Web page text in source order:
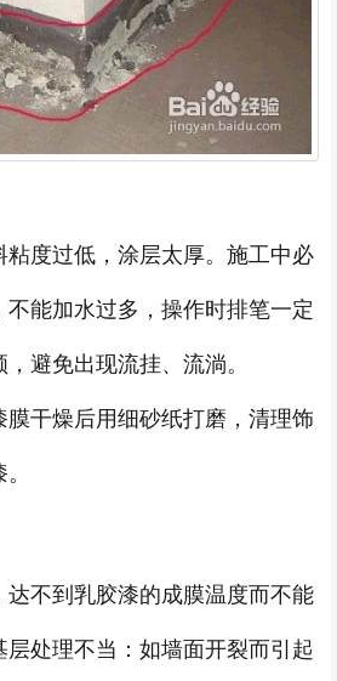
度过低，涂层太厚。施工中必
能加水过多，操作时排笔一定
避免出现流挂、流淌。
干燥后用细砂纸打磨，清理饰
不到乳胶漆的成膜温度而不能
处理不当：如墙面开裂而引起